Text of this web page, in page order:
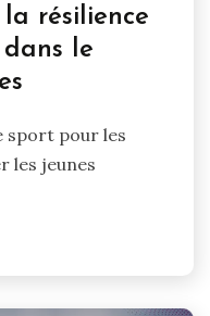
résilience
le
sport pour les
les jeunes